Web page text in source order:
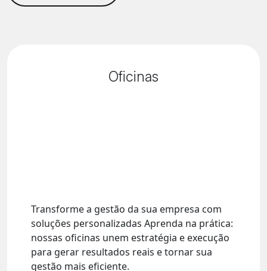
Oficinas
Transforme a gestão da sua empresa com
soluções personalizadas Aprenda na prática:
nossas oficinas unem estratégia e execução
para gerar resultados reais e tornar sua
gestão mais eficiente.